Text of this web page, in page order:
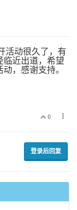
活动很久了，有
近出道，希望
，感谢支持。
0
登录后回复